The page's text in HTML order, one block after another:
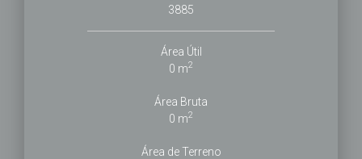
3885
Área Útil
0 m2
Área Bruta
0 m2
Área de Terreno